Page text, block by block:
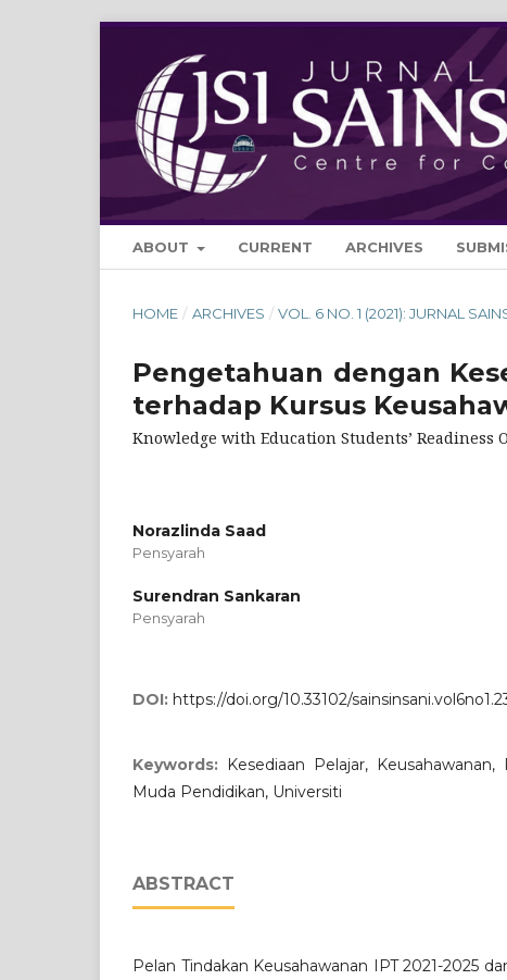
ABOUT CURRENT ARCHIVES
HOME / ARCHIVES / VOL. 6 NO. 1 (2021): JURNAL
Pengetahuan dengan
terhadap Kursus
Knowledge with Education Students’
Norazlinda Saad
Pensyarah
Surendran Sankaran
Pensyarah
DOI: https://doi.org/10.33102/
Keywords: Kesediaan Pelajar, Keusahawanan,
Muda Pendidikan, Universiti
ABSTRACT
Pelan Tindakan Keusahawanan IPT 2021-2025